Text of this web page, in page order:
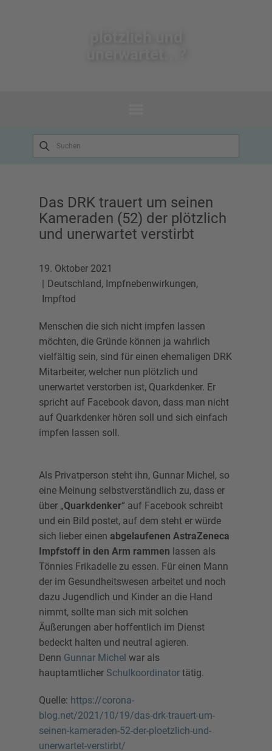
Das DRK trauert um seinen
Kameraden (52) der plötzlich
und unerwartet verstirbt
19. Oktober 2021
Deutschland, Impfnebenwirkungen,
Impftod
Menschen die sich nicht impfen lassen
möchten, die Gründe können ja wahrlich
vielfältig sein, sind für einen ehemaligen DRK
Mitarbeiter, welcher nun plötzlich und
unerwartet verstorben ist, Quarkdenker. Er
spricht auf Facebook davon, dass man nicht
auf Quarkdenker hören soll und sich einfach
impfen lassen soll.
Als Privatperson steht ihn, Gunnar Michel, so
eine Meinung selbstverständlich zu, dass er
über „Quarkdenker“ auf Facebook schreibt
und ein Bild postet, auf dem steht er würde
sich lieber einen abgelaufenen AstraZeneca
Impfstoff in den Arm rammen lassen als
Tönnies Frikadelle zu essen. Für einen Mann
der im Gesundheitswesen arbeitet und noch
dazu Jugendlich und Kinder an die Hand
nimmt, sollte man sich mit solchen
Äußerungen aber hoffentlich im Dienst
bedeckt halten und neutral agieren.
Denn Gunnar Michel war als
hauptamtlicher Schulkoordinator tätig.
Quelle: https://corona-
blog.net/2021/10/19/das-drk-trauert-um-
seinen-kameraden-52-der-ploetzlich-und-
unerwartet-verstirbt/